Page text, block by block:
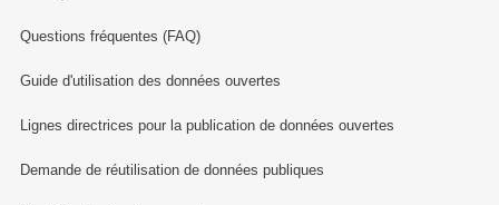
Questions fréquentes (FAQ)
Guide d'utilisation des données ouvertes
Lignes directrices pour la publication de données ouvertes
Demande de réutilisation de données publiques